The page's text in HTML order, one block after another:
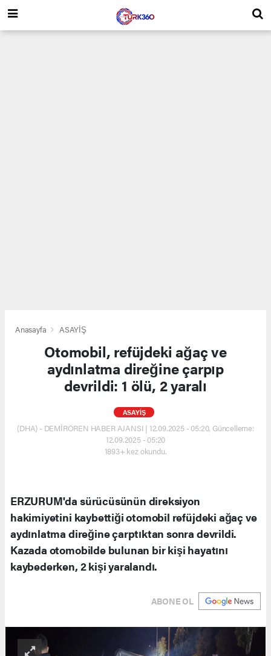
Anasayfa ASAYİŞ
Otomobil, refüjdeki ağaç ve
aydınlatma direğine çarpıp
devrildi: 1 ölü, 2 yaralı
ASAYİŞ
(DHA) - DEMİRÖREN HABER AJANSI | 12.09.2025 - 05:20, Güncelleme:
12.09.2025 - 05:20
1893+ kez okundu.
ERZURUM'da sürücüsünün direksiyon
hakimiyetini kaybettiği otomobil refüjdeki ağaç ve
aydınlatma direğine çarptıktan sonra devrildi.
Kazada otomobilde bulunan bir kişi hayatını
kaybederken, 2 kişi yaralandı.
ABONE OL